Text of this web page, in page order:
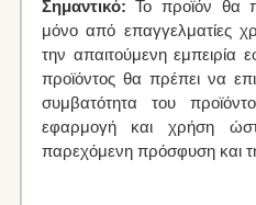
Σημαντικό:Το προϊόν θα
μόνο από επαγγελματίες
την απαιτούμενη
προϊόντος θα πρέπει να
συμβατότητα του
εφαρμογή και χρήση
παρεχόμενη πρόσφυση και